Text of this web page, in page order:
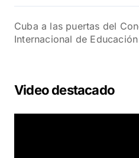
Cuba a las puertas del
Internacional de
Video destacado